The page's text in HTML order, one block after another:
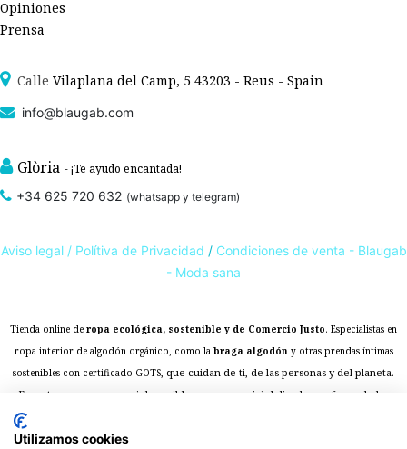
Opiniones
Prensa
Calle Vilaplana del Camp, 5 43203 - Reus - Spain
info@blaugab.com
Glòria - ¡Te ayudo encantada!
+34 625 720 632 (whatsapp y telegram)
Aviso legal / Polítiva de Privacidad / Condiciones de venta - Blaugab
- Moda sana
Tienda online de ropa ecológica, sostenible y de Comercio Justo. Especialistas en
ropa interior de algodón orgánico, como la braga algodóny otras prendas íntimas
sostenibles con certificado GOTS, que cuidan de ti, de las personas y del planeta.
Expertos en ropa para piel sensible, ropa para piel delicada y enfermedades
Utilizamos cookies